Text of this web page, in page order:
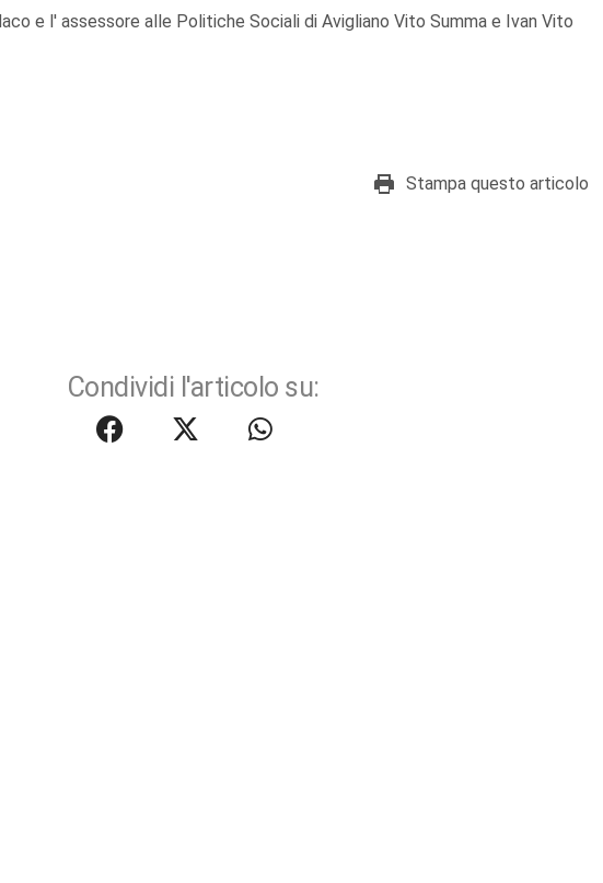
e l' assessore alle Politiche Sociali di Avigliano Vito Summa e Ivan Vito
Stampa questo articolo
Condividi l'articolo su: